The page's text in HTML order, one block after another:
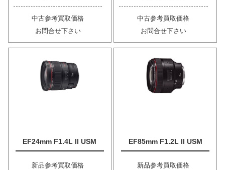
中古参考買取価格
お問合せ下さい
中古参考買取価格
お問合せ下さい
EF24mm F1.4L II USM
新品参考買取価格
EF85mm F1.2L II USM
新品参考買取価格